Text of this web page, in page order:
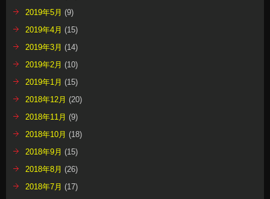
2019年5月 (9)
2019年4月 (15)
2019年3月 (14)
2019年2月 (10)
2019年1月 (15)
2018年12月 (20)
2018年11月 (9)
2018年10月 (18)
2018年9月 (15)
2018年8月 (26)
2018年7月 (17)